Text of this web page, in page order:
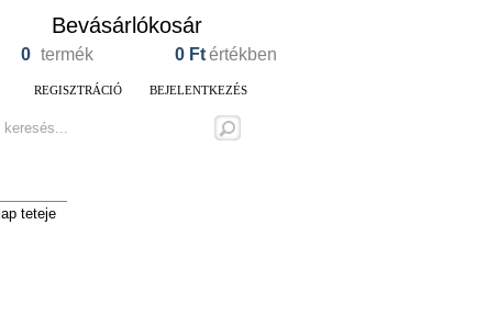
Bevásárlókosár
0 termék 0 Ftértékben
REGISZTRÁCIÓ BEJELENTKEZÉS
lap teteje